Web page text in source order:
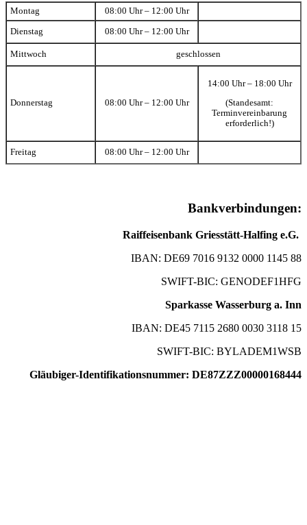
Montag 08:00 Uhr – 12:00 Uhr
Dienstag 08:00 Uhr – 12:00 Uhr
Mittwoch geschlossen
Donnerstag 08:00 Uhr – 12:00 Uhr
14:00 Uhr – 18:00 Uhr
(Standesamt:
Terminvereinbarung
erforderlich!)
Freitag 08:00 Uhr – 12:00 Uhr
Bankverbindungen:
Raiffeisenbank Griesstätt-Halfing e.G.
IBAN: DE69 7016 9132 0000 1145 88
SWIFT-BIC: GENODEF1HFG
Sparkasse Wasserburg a. Inn
IBAN: DE45 7115 2680 0030 3118 15
SWIFT-BIC: BYLADEM1WSB
Gläubiger-Identifikationsnummer: DE87ZZZ00000168444